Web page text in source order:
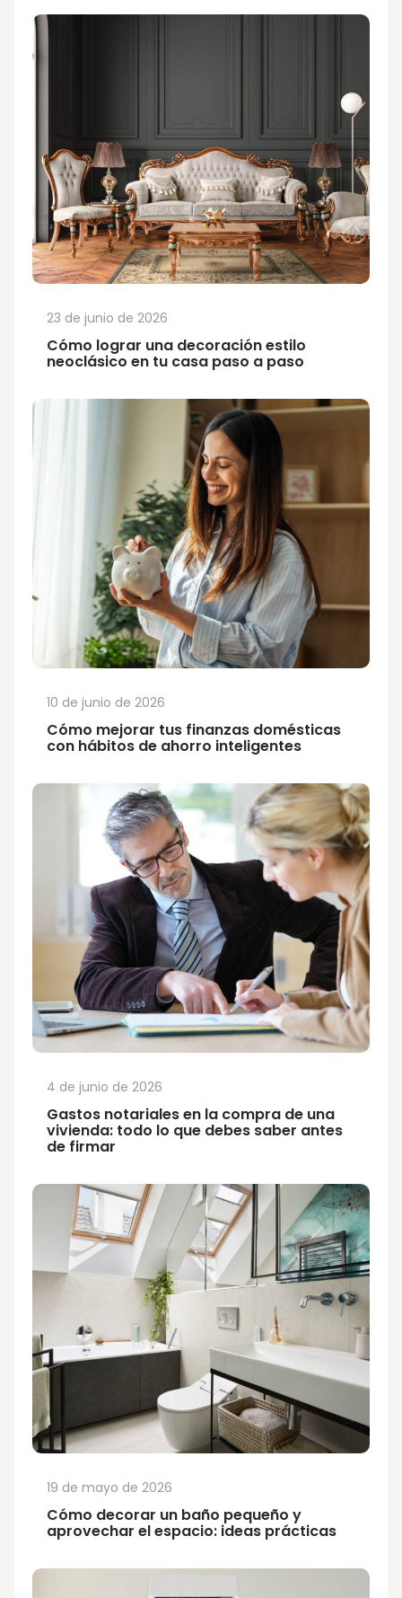
Cómo lograr una decoración estilo
neoclásico en tu casa paso a paso
23 de junio de 2026
Cómo mejorar tus finanzas domésticas
con hábitos de ahorro inteligentes
10 de junio de 2026
Gastos notariales en la compra de una
vivienda: todo lo que debes saber antes
de firmar
4 de junio de 2026
Cómo decorar un baño pequeño y
aprovechar el espacio: ideas prácticas
19 de mayo de 2026